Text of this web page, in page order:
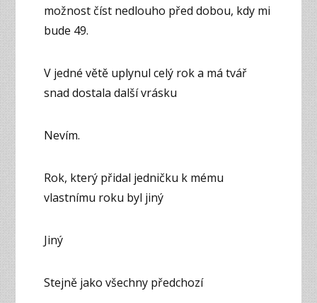
možnost číst nedlouho před dobou, kdy mi
bude 49.
V jedné větě uplynul celý rok a má tvář
snad dostala další vrásku
Nevím.
Rok, který přidal jedničku k mému
vlastnímu roku byl jiný
Jiný
Stejně jako všechny předchozí